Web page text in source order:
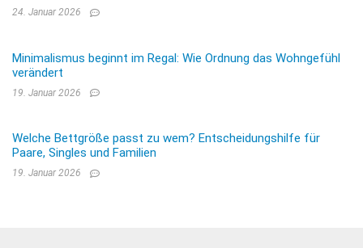
24. Januar 2026
Minimalismus beginnt im Regal: Wie Ordnung das Wohngefühl
verändert
19. Januar 2026
Welche Bettgröße passt zu wem? Entscheidungshilfe für
Paare, Singles und Familien
19. Januar 2026